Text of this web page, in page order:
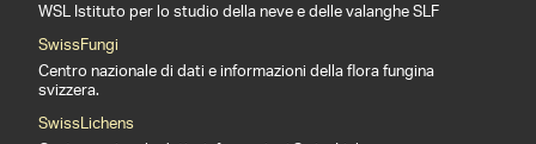
WSL Istituto per lo studio della neve e delle valanghe SLF
SwissFungi
Centro nazionale di dati e informazioni della flora fungina
svizzera.
SwissLichens